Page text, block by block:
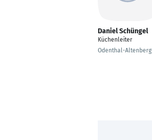
Daniel Schüngel
Küchenleiter
Odenthal-Altenberg